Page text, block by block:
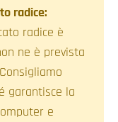
radice:
radice è
ne è prevista
garantisce la
e